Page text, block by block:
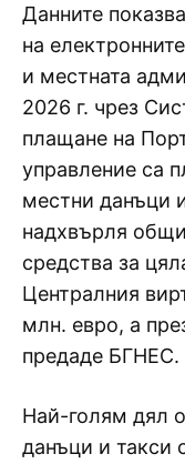
Данните
на
и местната
2026 г. чрез
плащане на
управление са
местни данъци
надхвърля
средства за
Централния
млн. евро, а
предаде БГНЕС.
Най-голям дял
данъци и такси